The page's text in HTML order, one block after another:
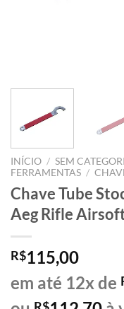
INÍCIO / SEM
FERRAMENTAS /
Chave Tube
Aeg Rifle
R$115,00
em até 12x de